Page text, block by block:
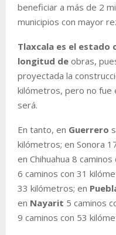
beneficiar a más de 2
municipios con mayor
Tlaxcala es el estado
longitud de obras,
proyectada la
kilómetros, pero no fue
será.
En tanto, en Guerrero
kilómetros; en Sonora
en Chihuahua 8
6 caminos con 31
33 kilómetros; en
en Nayarit 5 caminos
9 caminos con 53